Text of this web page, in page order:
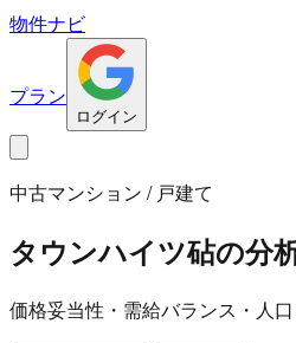
物件ナビ
プラン
ログイン
中古マンション / 戸建て
タウンハイツ砧の分
価格妥当性・需給バランス・人